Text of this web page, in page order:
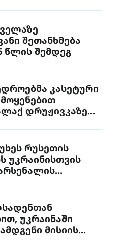
შეთანხმება
წლის შემდეგ
კასეტური
დრუჟივკაზე
რუსეთის
უკრაინისთვის
უკრაინაში
მისიის